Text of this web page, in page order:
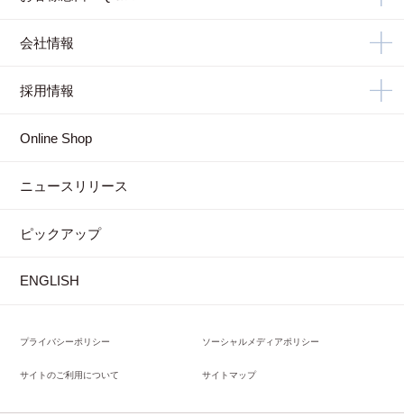
会社情報
採用情報
Online Shop
ニュースリリース
ピックアップ
ENGLISH
プライバシーポリシー ソーシャルメディアポリシー
サイトのご利用について サイトマップ